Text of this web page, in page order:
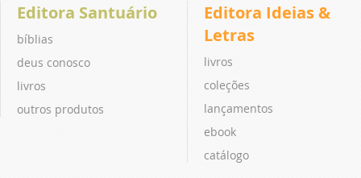
Editora Santuário
bíblias
deus conosco
livros
outros produtos
Editora Ideias &
Letras
livros
coleções
lançamentos
ebook
catálogo